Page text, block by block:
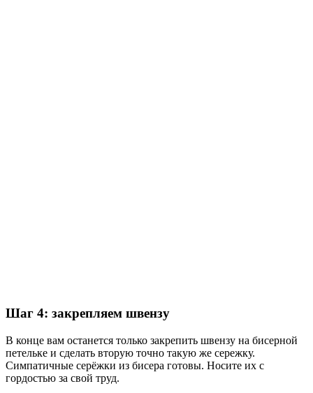
Шаг 4: закрепляем швензу
В конце вам останется только закрепить швензу на бисерной
петельке и сделать вторую точно такую же сережку.
Симпатичные серёжки из бисера готовы. Носите их с
гордостью за свой труд.